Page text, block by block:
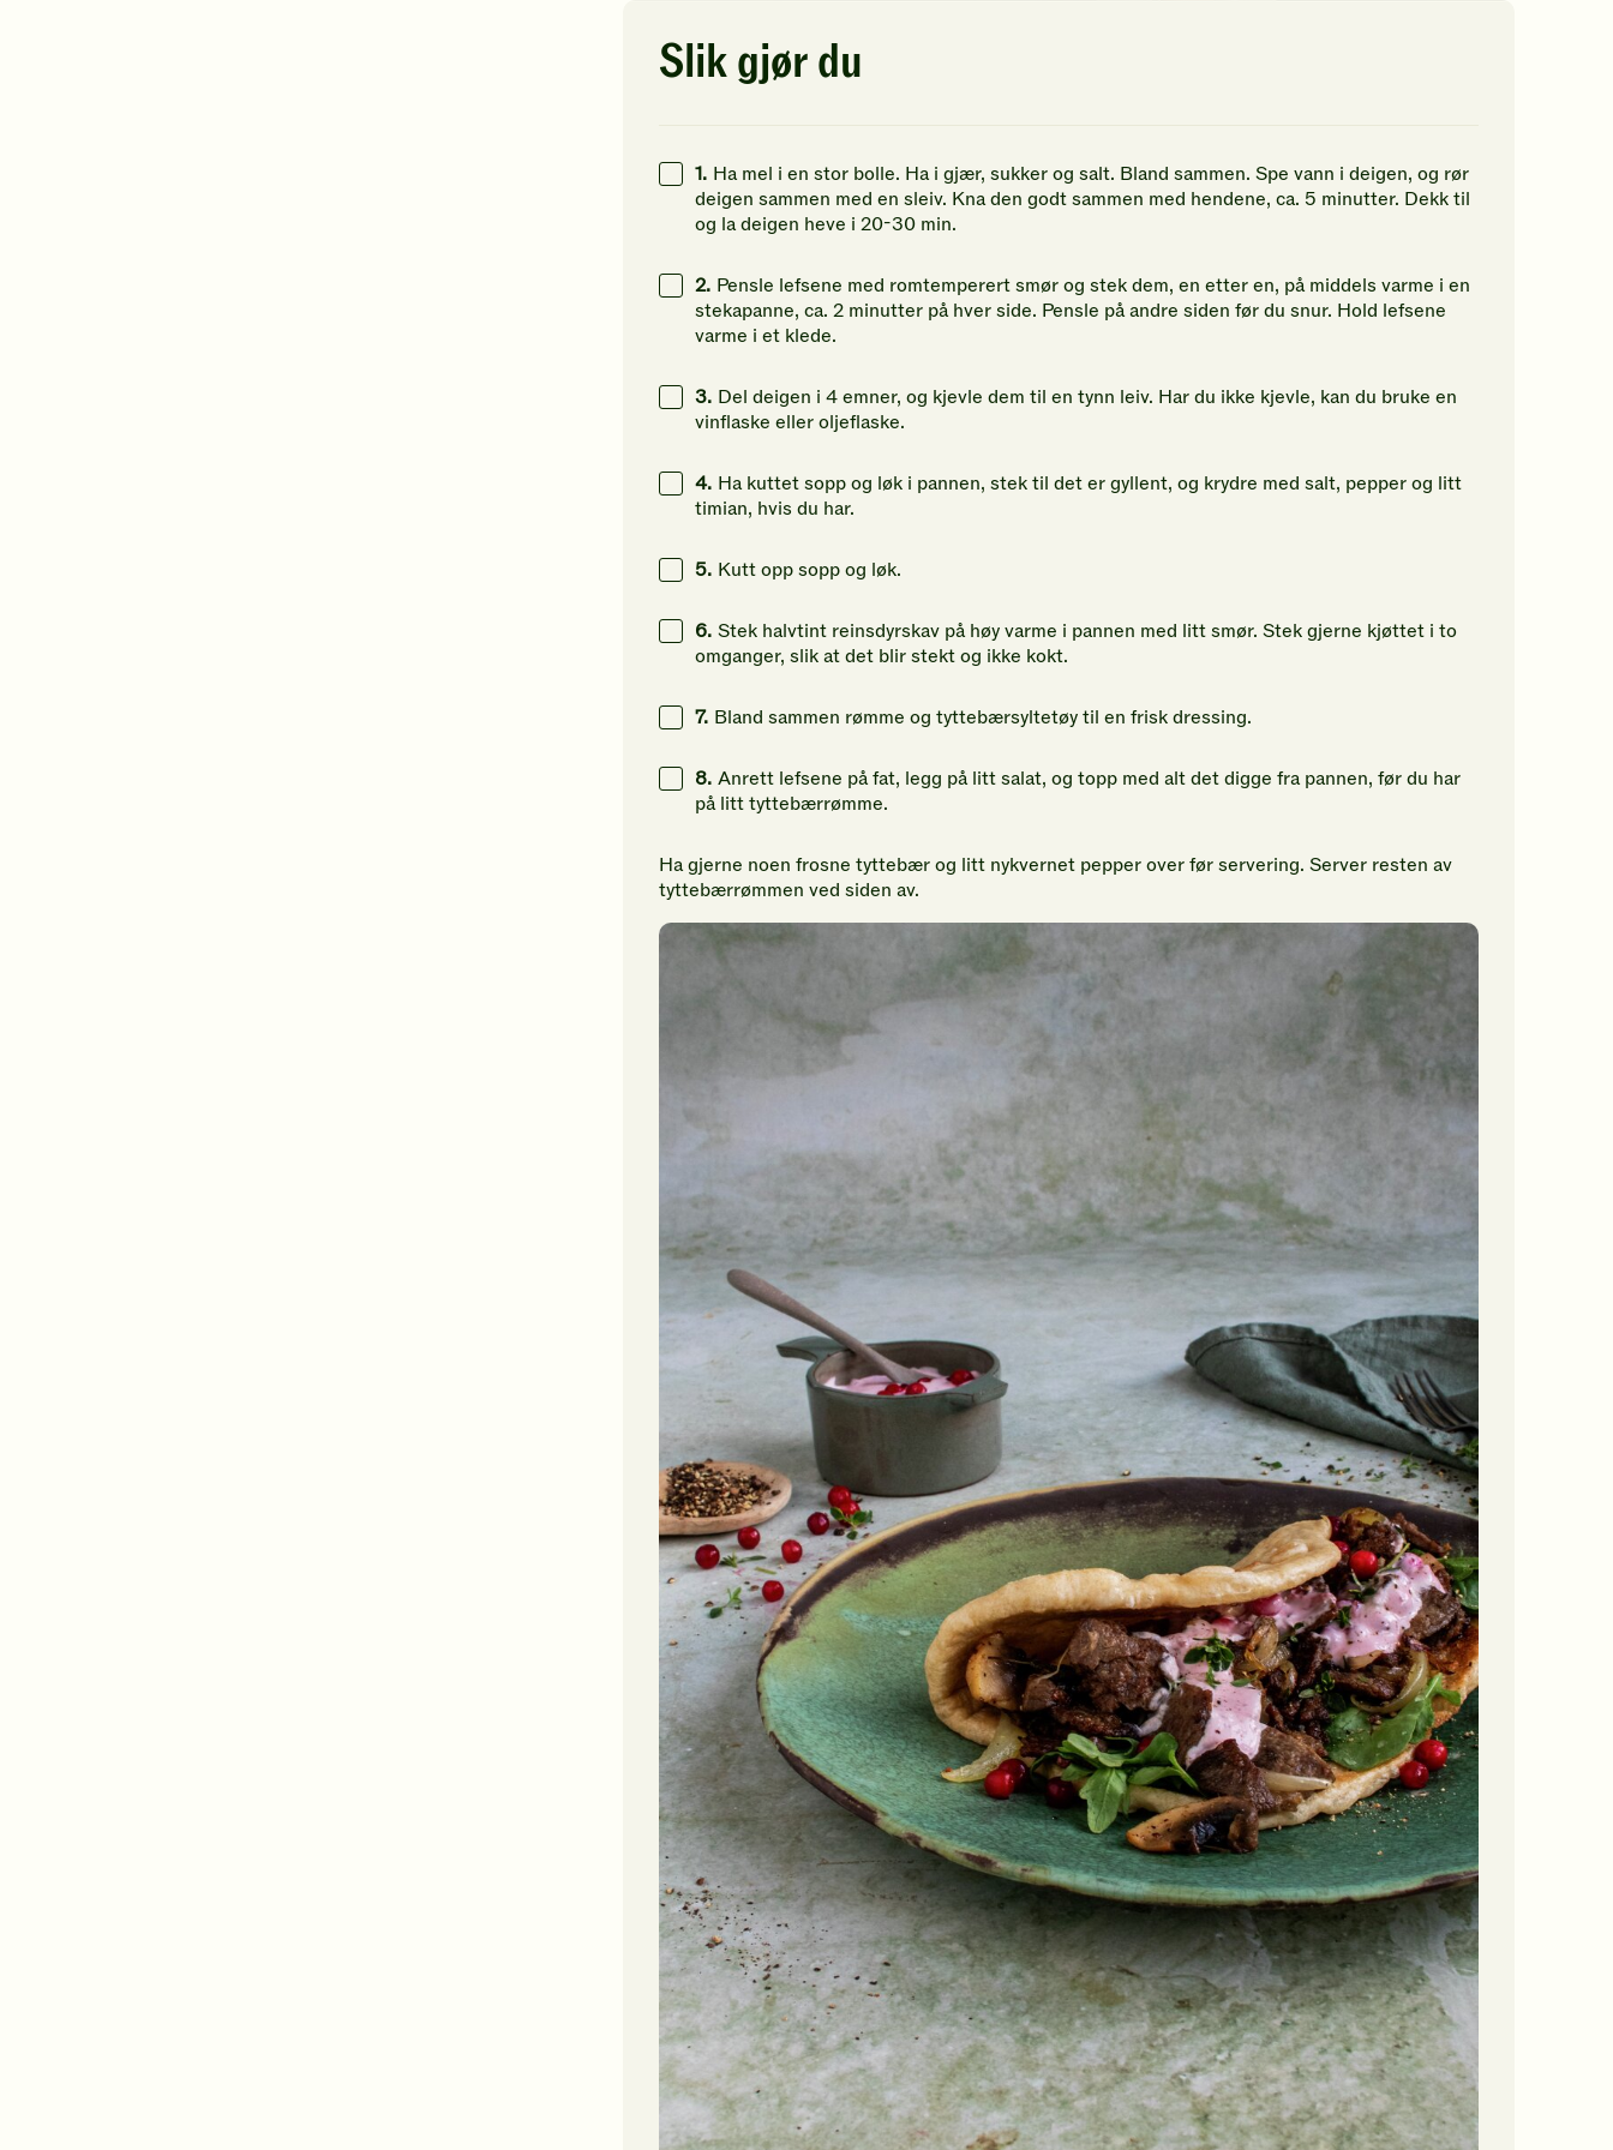
Slik gjør du
1. Ha mel i en stor bolle. Ha i gjær, sukker og salt. Bland sammen. Spe vann i deigen, og rør
deigen sammen med en sleiv. Kna den godt sammen med hendene, ca. 5 minutter. Dekk til
og la deigen heve i 20-30 min.
2. Pensle lefsene med romtemperert smør og stek dem, en etter en, på middels varme i en
stekapanne, ca. 2 minutter på hver side. Pensle på andre siden før du snur. Hold lefsene
varme i et klede.
3. Del deigen i 4 emner, og kjevle dem til en tynn leiv. Har du ikke kjevle, kan du bruke en
vinflaske eller oljeflaske.
4. Ha kuttet sopp og løk i pannen, stek til det er gyllent, og krydre med salt, pepper og litt
timian, hvis du har.
5. Kutt opp sopp og løk.
6. Stek halvtint reinsdyrskav på høy varme i pannen med litt smør. Stek gjerne kjøttet i to
omganger, slik at det blir stekt og ikke kokt.
7. Bland sammen rømme og tyttebærsyltetøy til en frisk dressing.
8. Anrett lefsene på fat, legg på litt salat, og topp med alt det digge fra pannen, før du har
på litt tyttebærrømme.
Ha gjerne noen frosne tyttebær og litt nykvernet pepper over før servering. Server resten av
tyttebærrømmen ved siden av.